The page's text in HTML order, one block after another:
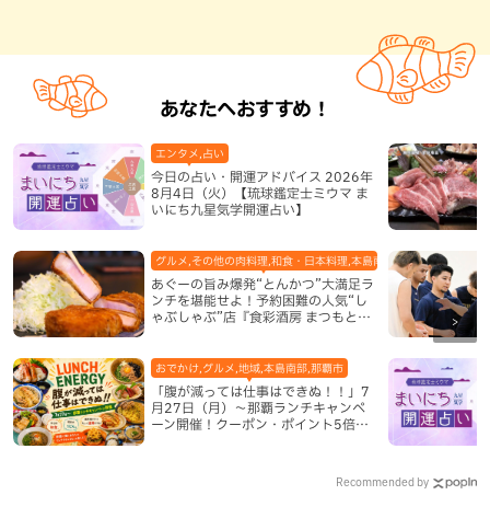
あなたへおすすめ！
今日の占い・開運アドバイス 2026年
8月4日（火）【琉球鑑定士ミウマ ま
いにち九星気学開運占い】
エンタメ,占い
あぐーの旨み爆発“とんかつ”大満足ラ
ンチを堪能せよ！予約困難の人気“し
ゃぶしゃぶ”店『食彩酒房 まつもと』
グルメ,その他の肉料理,和食・日本料理,本島南部,那覇市
「腹が減っては仕事はできぬ！！」7
月27日（月）〜那覇ランチキャンペ
ーン開催！クーポン・ポイント5倍・
おでかけ,グルメ,地域,本島南部,那覇市
Recommended by